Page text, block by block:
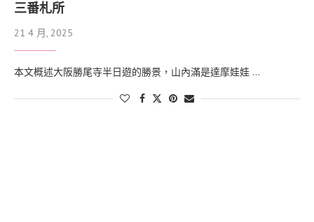
三番札所
21 4 月, 2025
本文概述大阪勝尾寺半日遊的勝景，山內滿是達摩娃娃 …